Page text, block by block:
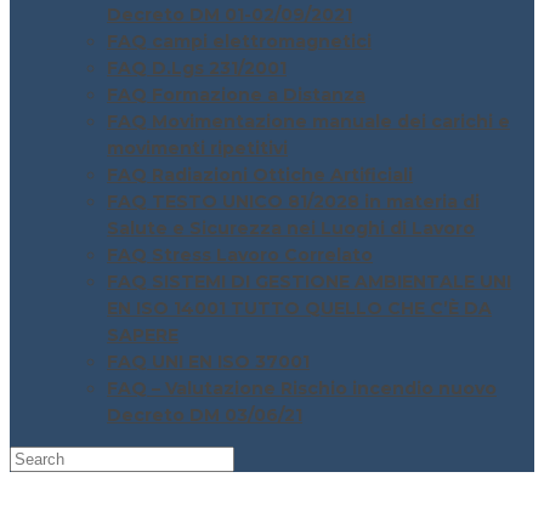
Decreto DM 01-02/09/2021
FAQ campi elettromagnetici
FAQ D.Lgs 231/2001
FAQ Formazione a Distanza
FAQ Movimentazione manuale dei carichi e
movimenti ripetitivi
FAQ Radiazioni Ottiche Artificiali
FAQ TESTO UNICO 81/2028 in materia di
Salute e Sicurezza nei Luoghi di Lavoro
FAQ Stress Lavoro Correlato
FAQ SISTEMI DI GESTIONE AMBIENTALE UNI
EN ISO 14001 TUTTO QUELLO CHE C’È DA
SAPERE
FAQ UNI EN ISO 37001
FAQ – Valutazione Rischio incendio nuovo
Decreto DM 03/06/21